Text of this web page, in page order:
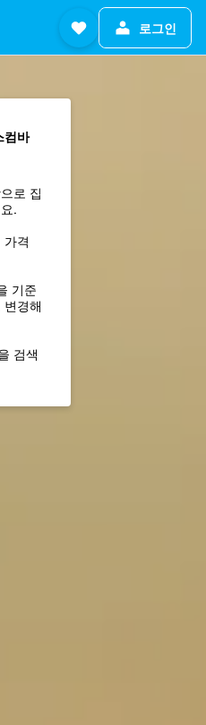
로그인
컴바
로 집
.
격
기준
경해
검색